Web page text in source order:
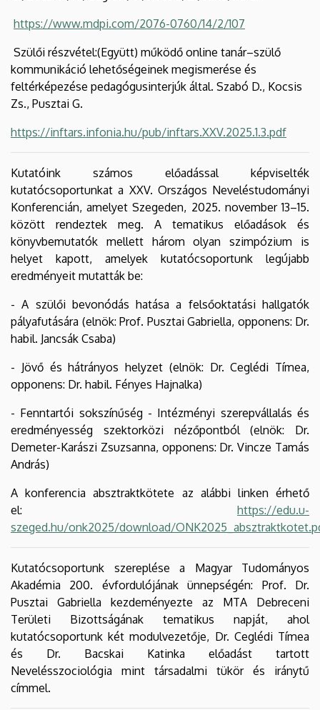
https://www.mdpi.com/2076-0760/14/2/107
Szülői részvétel:(Együtt) működő online tanár–szülő
kommunikáció lehetőségeinek megismerése és
feltérképezése pedagógusinterjúk által. Szabó D., Kocsis
Zs., Pusztai G.
https://inftars.infonia.hu/pub/inftars.XXV.2025.1.3.pdf
Kutatóink számos előadással képviselték
kutatócsoportunkat a XXV. Országos Neveléstudományi
Konferencián, amelyet Szegeden, 2025. november 13–15.
között rendeztek meg. A tematikus előadások és
könyvbemutatók mellett három olyan szimpózium is
helyet kapott, amelyek kutatócsoportunk legújabb
eredményeit mutatták be:
- A szülői bevonódás hatása a felsőoktatási hallgatók
pályafutására (elnök: Prof. Pusztai Gabriella, opponens: Dr.
habil. Jancsák Csaba)
- Jövő és hátrányos helyzet (elnök: Dr. Ceglédi Tímea,
opponens: Dr. habil. Fényes Hajnalka)
- Fenntartói sokszínűség - Intézményi szerepvállalás és
eredményesség szektorközi nézőpontból (elnök: Dr.
Demeter-Karászi Zsuzsanna, opponens: Dr. Vincze Tamás
András)
A konferencia absztraktkötete az alábbi linken érhető
el: https://edu.u-
szeged.hu/onk2025/download/
Kutatócsoportunk szereplése a Magyar Tudományos
Akadémia 200. évfordulójának ünnepségén: Prof. Dr.
Pusztai Gabriella kezdeményezte az MTA Debreceni
Területi Bizottságának tematikus napját, ahol
kutatócsoportunk két modulvezetője, Dr. Ceglédi Tímea
és Dr. Bacskai Katinka előadást tartott
Nevelésszociológia mint társadalmi tükör és iránytű
címmel.